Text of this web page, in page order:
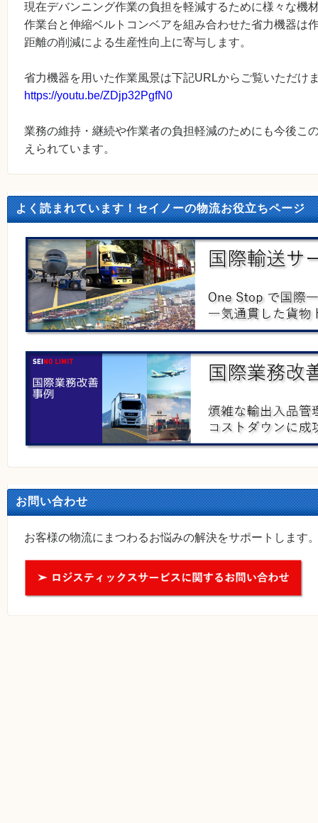
現在デバンニング作業の負担を軽減するために様々な機
作業台と伸縮ベルトコンベアを組み合わせた省力機器は
距離の削減による生産性向上に寄与します。
省力機器を用いた作業風景は下記URLからご覧いただけ
https://youtu.be/ZDjp32PgfN0
業務の維持・継続や作業者の負担軽減のためにも今後こ
えられています。
よく読まれています！セイノーの物流お役立ちページ
お問い合わせ
お客様の物流にまつわるお悩みの解決をサポートします